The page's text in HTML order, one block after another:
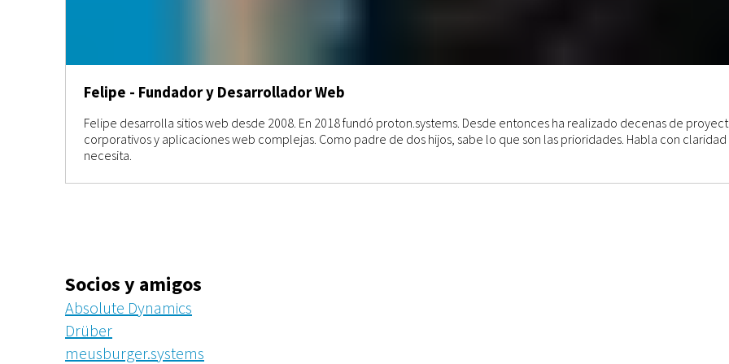
Felipe - Fundador y Desarrollador Web
Felipe desarrolla sitios web desde 2008. En 2018 fundó proton.systems. Desde entonces ha realizado decenas de
corporativos y aplicaciones web complejas. Como padre de dos hijos, sabe lo que son las prioridades. Habla con
necesita.
"La verdadera magia de la tecnología no reside sólo en su capacidad para resolver problemas, sino también en
Socios y amigos
Absolute Dynamics
Drüber
meusburger.systems